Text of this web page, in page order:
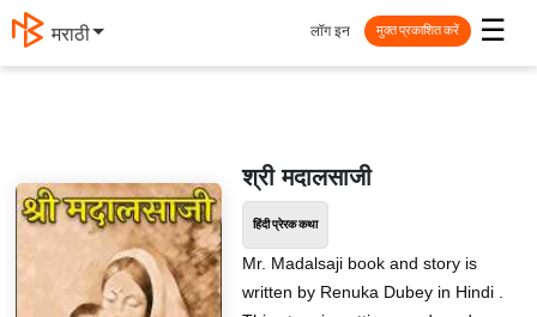
मराठी ☰
लॉग इन मुक्त प्रकाशित करें
श्री मदालसाजी
हिंदी प्रेरक कथा
Mr. Madalsaji book and story is
written by Renuka Dubey in Hindi .